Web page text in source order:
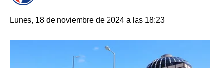
Lunes, 18 de noviembre de 2024 a las 18:23